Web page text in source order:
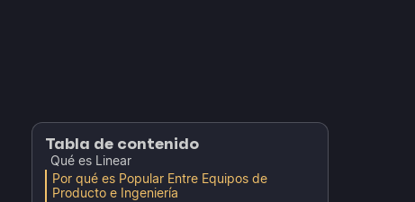
Tabla de contenido
Qué es Linear
Por qué es Popular Entre Equipos de
Producto e Ingeniería